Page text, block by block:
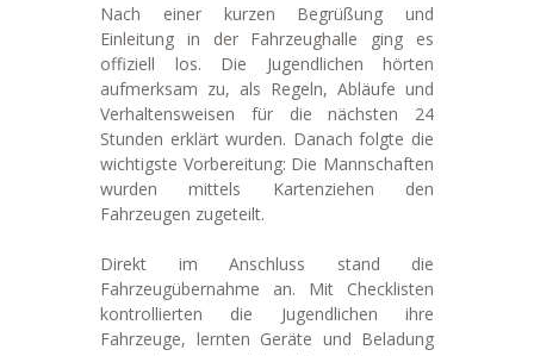
Nach einer kurzen Begrüßung und
Einleitung in der Fahrzeughalle ging es
offiziell los. Die Jugendlichen hörten
aufmerksam zu, als Regeln, Abläufe und
Verhaltensweisen für die nächsten 24
Stunden erklärt wurden. Danach folgte die
wichtigste Vorbereitung: Die Mannschaften
wurden mittels Kartenziehen den
Fahrzeugen zugeteilt.
Direkt im Anschluss stand die
Fahrzeugübernahme an. Mit Checklisten
kontrollierten die Jugendlichen ihre
Fahrzeuge, lernten Geräte und Beladung